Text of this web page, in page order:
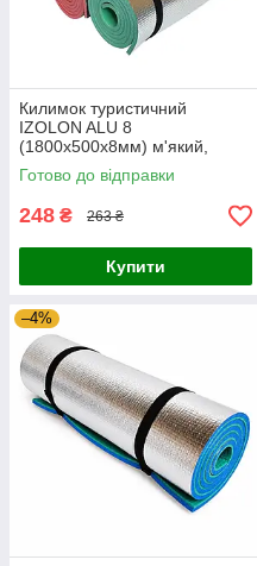
Килимок туристичний
IZOLON ALU 8
(1800х500х8мм) м'який,
кольоровий, похідний,
ламінований, в намет
Готово до відправки
248 ₴ 263 ₴
Купити
–4%